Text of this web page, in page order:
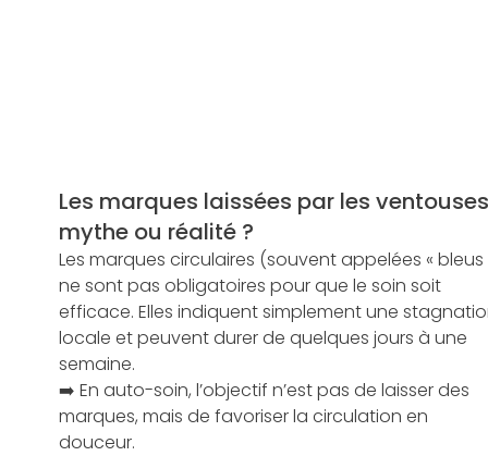
Les marques laissées par les
mythe ou réalité ?
Les marques circulaires (souvent appelées «
ne sont pas obligatoires pour que le soin soit
efficace. Elles indiquent simplement une
locale et peuvent durer de quelques jours à une
semaine.
➡️ En auto-soin, l’objectif n’est pas de laisser des
marques, mais de favoriser la circulation en
douceur.